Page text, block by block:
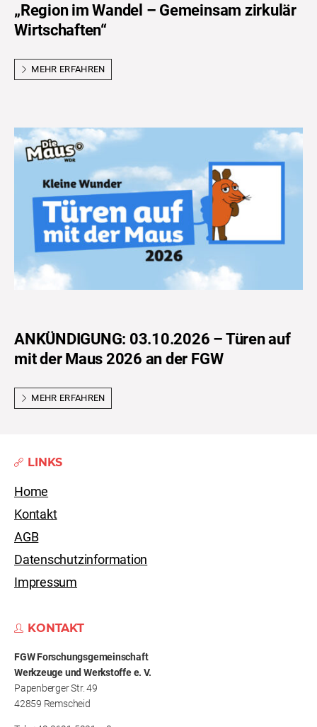
„Region im Wandel – Gemeinsam zirkulär
Wirtschaften“
MEHR ERFAHREN
ANKÜNDIGUNG: 03.10.2026 – Türen auf
mit der Maus 2026 an der FGW
MEHR ERFAHREN
LINKS
Home
Kontakt
AGB
Datenschutzinformation
Impressum
KONTAKT
FGW Forschungs­gemeinschaft
Werkzeuge und Werkstoffe e. V.
Papenberger Str. 49
42859 Remscheid